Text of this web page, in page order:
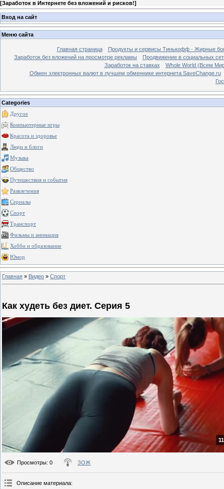
[Заработок в Интернете без вложений и рисков!]
Вход на сайт
Меню сайта
Главная страница
Продукты и сервисы Тинькофф - Жирные
Заработок без вложений на просмотре рекламы
Продвижение в социальных
Заработок на ставках
Whole World (Всем
Обмен электронных валют в лучшем обменнике интернета SaveChange.ru
Categories
Другое
Компьютерные игры
Красота и здоровье
Люди и блоги
Музыка
Общество
Путешествия и события
Развлечения
Сериалы
Спорт
Транспорт
Фильмы и анимация
Хобби и образование
Юмор
Главная » Видео » Спорт
Как худеть без диет. Серия 5
Просмотры: 0 ЗОЖ
Описание материала: